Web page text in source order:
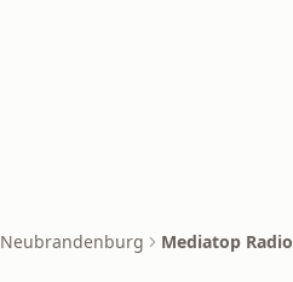
Neubrandenburg Mediatop Radio